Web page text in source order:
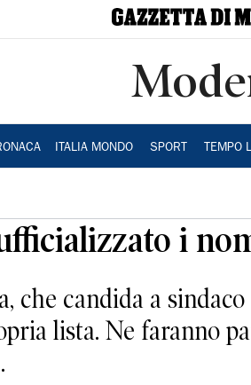
ITALIA MONDO SPORT TEMPO
i
che candida a
lista. Ne faranno